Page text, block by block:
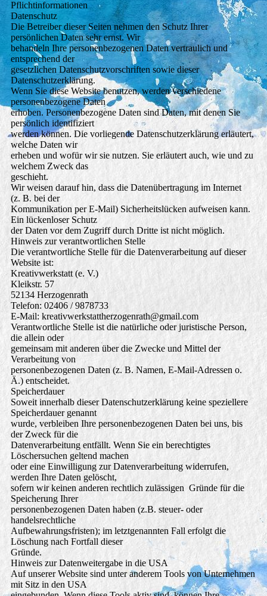
Pflichtinformationen
Datenschutz
Die Betreiber dieser Seiten nehmen den Schutz Ihrer
persönlichen Daten sehr ernst. Wir
behandeln Ihre personenbezogenen Daten vertraulich und
entsprechend der
gesetzlichen Datenschutzvorschriften sowie dieser
Datenschutzerklärung.
Wenn Sie diese Website benutzen, werden verschiedene
personenbezogene Daten
erhoben. Personenbezogene Daten sind Daten, mit denen Sie
persönlich identifiziert
werden können. Die vorliegende Datenschutzerklärung erläutert,
welche Daten wir
erheben und wofür wir sie nutzen. Sie erläutert auch, wie und zu
welchem Zweck das
geschieht.
Wir weisen darauf hin, dass die Datenübertragung im Internet
(z. B. bei der
Kommunikation per E-Mail) Sicherheitslücken aufweisen kann.
Ein lückenloser Schutz
der Daten vor dem Zugriff durch Dritte ist nicht möglich.
Hinweis zur verantwortlichen Stelle
Die verantwortliche Stelle für die Datenverarbeitung auf dieser
Website ist:
Kreativwerkstatt (e. V.)
Kleikstr. 57
52134 Herzogenrath
Telefon: 02406 / 9878733
E-Mail: kreativwerkstattherzogenrath@gmail.com
Verantwortliche Stelle ist die natürliche oder juristische Person,
die allein oder
gemeinsam mit anderen über die Zwecke und Mittel der
Verarbeitung von
personenbezogenen Daten (z. B. Namen, E-Mail-Adressen o.
Ä.) entscheidet.
Speicherdauer
Soweit innerhalb dieser Datenschutzerklärung keine speziellere
Speicherdauer genannt
wurde, verbleiben Ihre personenbezogenen Daten bei uns, bis
der Zweck für die
Datenverarbeitung entfällt. Wenn Sie ein berechtigtes
Löschersuchen geltend machen
oder eine Einwilligung zur Datenverarbeitung widerrufen,
werden Ihre Daten gelöscht,
sofern wir keinen anderen rechtlich zulässigen Gründe für die
Speicherung Ihrer
personenbezogenen Daten haben (z.B. steuer- oder
handelsrechtliche
Aufbewahrungsfristen); im letztgenannten Fall erfolgt die
Löschung nach Fortfall dieser
Gründe.
Hinweis zur Datenweitergabe in die USA
Auf unserer Website sind unter anderem Tools von Unternehmen
mit Sitz in den USA